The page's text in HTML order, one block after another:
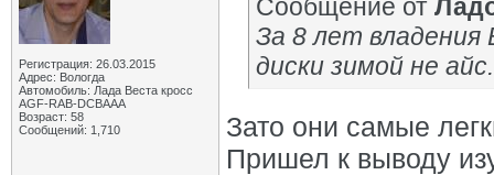
Регистрация: 26.03.2015
Адрес: Вологда
Автомобиль: Лада Веста кросс
AGF-RAB-DCBAAA
Возраст: 58
Сообщений: 1,710
Сообщение от
За 8 лет владения
диски зимой не айс.
Зато они самые
Пришел к выводу